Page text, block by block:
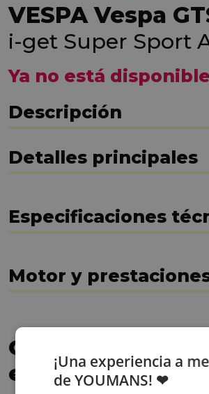
VESPA Vespa
i-get Super Sport
Ya no está
Descripción
Detalles principales
Especificaciones
Motor y
Confía en los
elegido¡Una experiencia a
de YOUMANS! ❤